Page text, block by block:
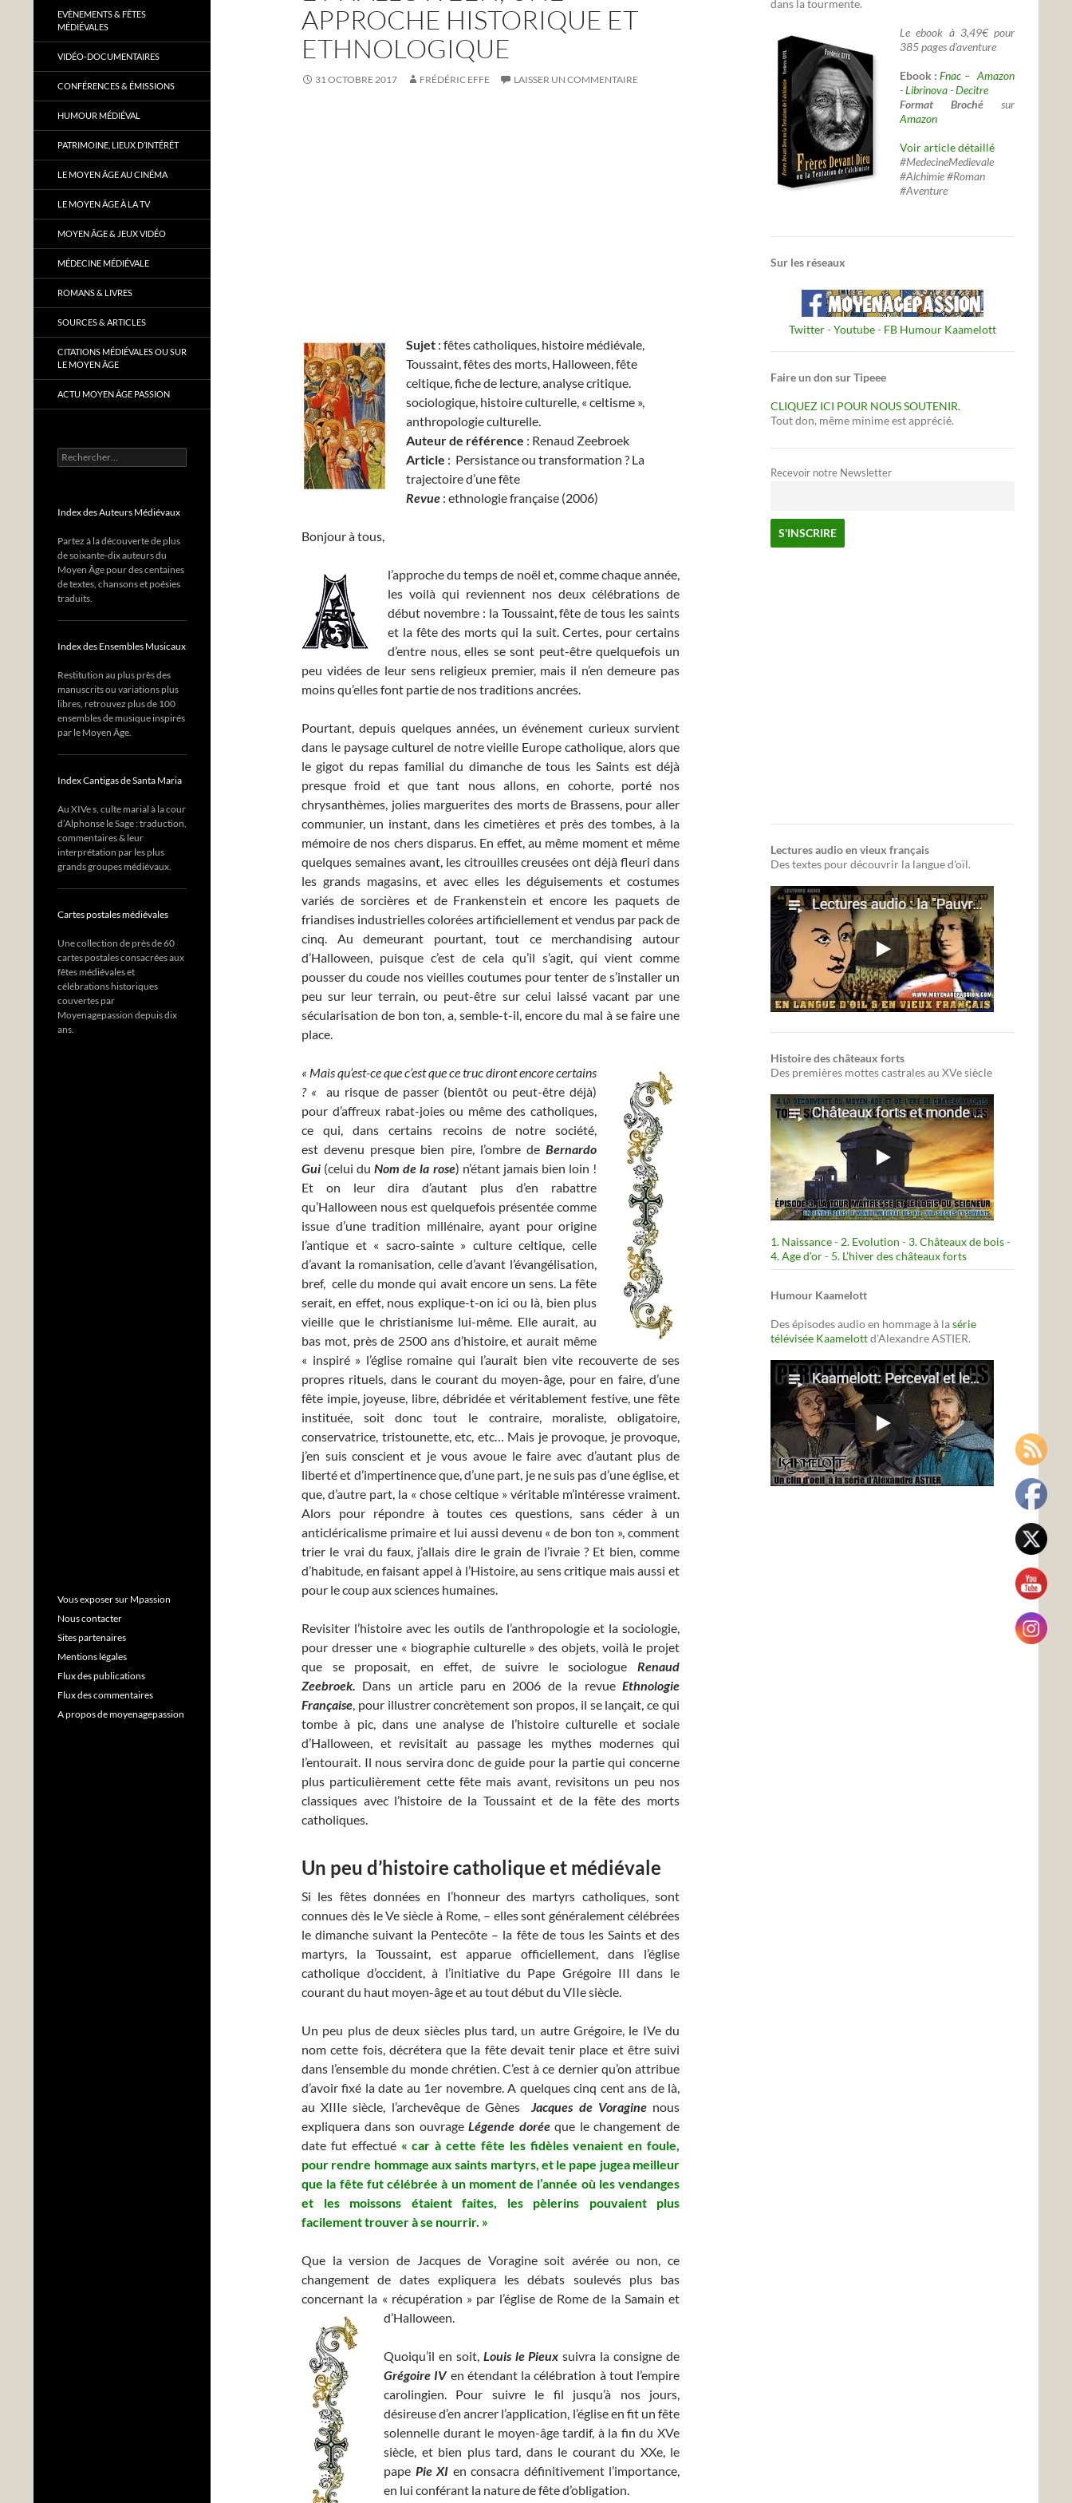
APPROCHE HISTORIQUE ET
ETHNOLOGIQUE
31 OCTOBRE 2017 FRÉDÉRIC EFFE LAISSER UN COMMENTAIRE
Sujet : fêtes catholiques, histoire médiévale,
Toussaint, fêtes des morts, Halloween, fête
celtique, fiche de lecture, analyse critique.
sociologique, histoire culturelle, « celtisme »,
anthropologie culturelle.
Auteur de référence : Renaud Zeebroek
Article : Persistance ou transformation ? La
trajectoire d’une fête
Revue : ethnologie française (2006)
Bonjour à tous,
l’approche du temps de noël et, comme chaque année,
les voilà qui reviennent nos deux célébrations de
début novembre : la Toussaint, fête de tous les saints
et la fête des morts qui la suit. Certes, pour certains
d’entre nous, elles se sont peut-être quelquefois un
peu vidées de leur sens religieux premier, mais il n’en demeure pas
moins qu’elles font partie de nos traditions ancrées.
Pourtant, depuis quelques années, un événement curieux survient
dans le paysage culturel de notre vieille Europe catholique, alors que
le gigot du repas familial du dimanche de tous les Saints est déjà
presque froid et que tant nous allons, en cohorte, porté nos
chrysanthèmes, jolies marguerites des morts de Brassens, pour aller
communier, un instant, dans les cimetières et près des tombes, à la
mémoire de nos chers disparus. En effet, au même moment et même
quelques semaines avant, les citrouilles creusées ont déjà fleuri dans
les grands magasins, et avec elles les déguisements et costumes
variés de sorcières et de Frankenstein et encore les paquets de
friandises industrielles colorées artificiellement et vendus par pack de
cinq. Au demeurant pourtant, tout ce merchandising autour
d’Halloween, puisque c’est de cela qu’il s’agit, qui vient comme
pousser du coude nos vieilles coutumes pour tenter de s’installer un
peu sur leur terrain, ou peut-être sur celui laissé vacant par une
sécularisation de bon ton, a, semble-t-il, encore du mal à se faire une
place.
« Mais qu’est-ce que c’est que ce truc diront encore certains
? «
au risque de passer (bientôt ou peut-être déjà)
pour d’affreux rabat-joies ou même des catholiques,
ce qui, dans certains recoins de notre société,
est devenu presque bien pire, l’ombre de Bernardo
Gui (celui duNom de la rose) n’étant jamais bien loin !
Et on leur dira d’autant plus d’en rabattre
qu’Halloween nous est quelquefois présentée comme
issue d’une tradition millénaire, ayant pour origine
l’antique et « sacro-sainte » culture celtique, celle
d’avant la romanisation, celle d’avant l’évangélisation,
bref, celle du monde qui avait encore un sens. La fête
serait, en effet, nous explique-t-on ici ou là, bien plus
vieille que le christianisme lui-même. Elle aurait, au
bas mot, près de 2500 ans d’histoire, et aurait même
« inspiré » l’église romaine qui l’aurait bien vite recouverte de ses
propres rituels, dans le courant du moyen-âge, pour en faire, d’une
fête impie, joyeuse, libre, débridée et véritablement festive, une fête
instituée, soit donc tout le contraire, moraliste, obligatoire,
conservatrice, tristounette, etc, etc… Mais je provoque, je provoque,
j’en suis conscient et je vous avoue le faire avec d’autant plus de
liberté et d’impertinence que, d’une part, je ne suis pas d’une église, et
que, d’autre part, la « chose celtique » véritable m’intéresse vraiment.
Alors pour répondre à toutes ces questions, sans céder à un
anticléricalisme primaire et lui aussi devenu « de bon ton », comment
trier le vrai du faux, j’allais dire le grain de l’ivraie ? Et bien, comme
d’habitude, en faisant appel à l’Histoire, au sens critique mais aussi et
pour le coup aux sciences humaines.
Revisiter l’histoire avec les outils de l’anthropologie et la sociologie,
pour dresser une « biographie culturelle » des objets, voilà le projet
que se proposait, en effet, de suivre le sociologue Renaud
Zeebroek. Dans un article paru en 2006 de la revue Ethnologie
Française, pour illustrer concrètement son propos, il se lançait, ce qui
tombe à pic, dans une analyse de l’histoire culturelle et sociale
d’Halloween, et revisitait au passage les mythes modernes qui
l’entourait. Il nous servira donc de guide pour la partie qui concerne
plus particulièrement cette fête mais avant, revisitons un peu nos
classiques avec l’histoire de la Toussaint et de la fête des morts
catholiques.
Un peu d’histoire catholique et médiévale
Si les fêtes données en l’honneur des martyrs catholiques, sont
connues dès le Ve siècle à Rome, – elles sont généralement célébrées
le dimanche suivant la Pentecôte – la fête de tous les Saints et des
martyrs, la Toussaint, est apparue officiellement, dans l’église
catholique d’occident, à l’initiative du Pape Grégoire III dans le
courant du haut moyen-âge et au tout début du VIIe siècle.
Un peu plus de deux siècles plus tard, un autre Grégoire, le IVe du
nom cette fois, décrétera que la fête devait tenir place et être suivi
dans l’ensemble du monde chrétien. C’est à ce dernier qu’on attribue
d’avoir fixé la date au 1er novembre. A quelques cinq cent ans de là,
au XIIIe siècle, l’archevêque de GènesJacques de Voraginenous
expliquera dans son ouvrageLégende doréeque le changement de
date fut effectué « car à cette fête les fidèles venaient en foule,
pour rendre hommage aux saints martyrs, et le pape jugea meilleur
que la fête fut célébrée à un moment de l’année où les vendanges
et les moissons étaient faites, les pèlerins pouvaient plus
facilement trouver à se nourrir. »
Que la version de Jacques de Voragine soit avérée ou non, ce
changement de dates expliquera les débats soulevés plus bas
concernant la « récupération » par l’église de Rome de la Samain et
d’Halloween.
Quoiqu’il en soit, Louis le Pieux suivra la consigne de
Grégoire IVen étendant la célébration à tout l’empire
carolingien. Pour suivre le fil jusqu’à nos jours,
désireuse d’en ancrer l’application, l’église en fit un fête
solennelle durant le moyen-âge tardif, à la fin du XVe
siècle, et bien plus tard, dans le courant du XXe, le
pape Pie XI en consacra définitivement l’importance,
en lui conférant la nature de fête d’obligation.
dans la tourmente.
Le ebook à 3,49€ pour
385 pages d'aventure
Ebook :Fnac – Amazon
-Librinova-Decitre
Format Broché sur
Amazon
Voir article détaillé
#MedecineMedievale
#Alchimie #Roman
#Aventure
Sur les réseaux
Twitter- Youtube- FB Humour Kaamelott
Faire un don sur Tipeee
CLIQUEZ ICI POUR NOUS SOUTENIR.
Tout don, même minime est apprécié.
Recevoir notre Newsletter
Lectures audio en vieux français
Des textes pour découvrir la langue d'oïl.
Histoire des châteaux forts
Des premières mottes castrales au XVe siècle
1. Naissance- 2. Evolution - 3. Châteaux de bois-
4. Age d’or- 5. L’hiver des châteaux forts
Humour Kaamelott
Des épisodes audio en hommage à lasérie
télévisée Kaamelottd'Alexandre ASTIER.
EVÈNEMENTS & FÊTES
MÉDIÉVALES
VIDÉO-DOCUMENTAIRES
CONFÉRENCES & ÉMISSIONS
HUMOUR MÉDIÉVAL
PATRIMOINE, LIEUX D’INTÉRÊT
LE MOYEN ÂGE AU CINÉMA
LE MOYEN ÂGE À LA TV
MOYEN ÂGE & JEUX VIDÉO
MÉDECINE MÉDIÉVALE
ROMANS & LIVRES
SOURCES & ARTICLES
CITATIONS MÉDIÉVALES OU SUR
LE MOYEN ÂGE
ACTU MOYEN ÂGE PASSION
Rechercher :
Index des Auteurs Médiévaux
Partez à la découverte de plus
de soixante-dix auteurs du
Moyen Âge pour des centaines
de textes, chansons et poésies
traduits.
Index des Ensembles Musicaux
Restitution au plus près des
manuscrits ou variations plus
libres, retrouvez plus de 100
ensembles de musique inspirés
par le Moyen Âge.
Index Cantigas de Santa Maria
Au XIVe s, culte marial à la cour
d’Alphonse le Sage : traduction,
commentaires & leur
interprétation par les plus
grands groupes médiévaux.
Cartes postales médiévales
Une collection de près de 60
cartes postales consacrées aux
fêtes médiévales et
célébrations historiques
couvertes par
Moyenagepassion depuis dix
ans.
Vous exposer sur Mpassion
Nous contacter
Sites partenaires
Mentions légales
Flux des publications
Flux des commentaires
A propos de moyenagepassion